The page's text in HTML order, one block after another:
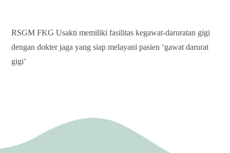
RSGM FKG Usakti memiliki fasilitas kegawat-daruratan gigi
dengan dokter jaga yang siap melayani pasien ‘gawat darurat
gigi’